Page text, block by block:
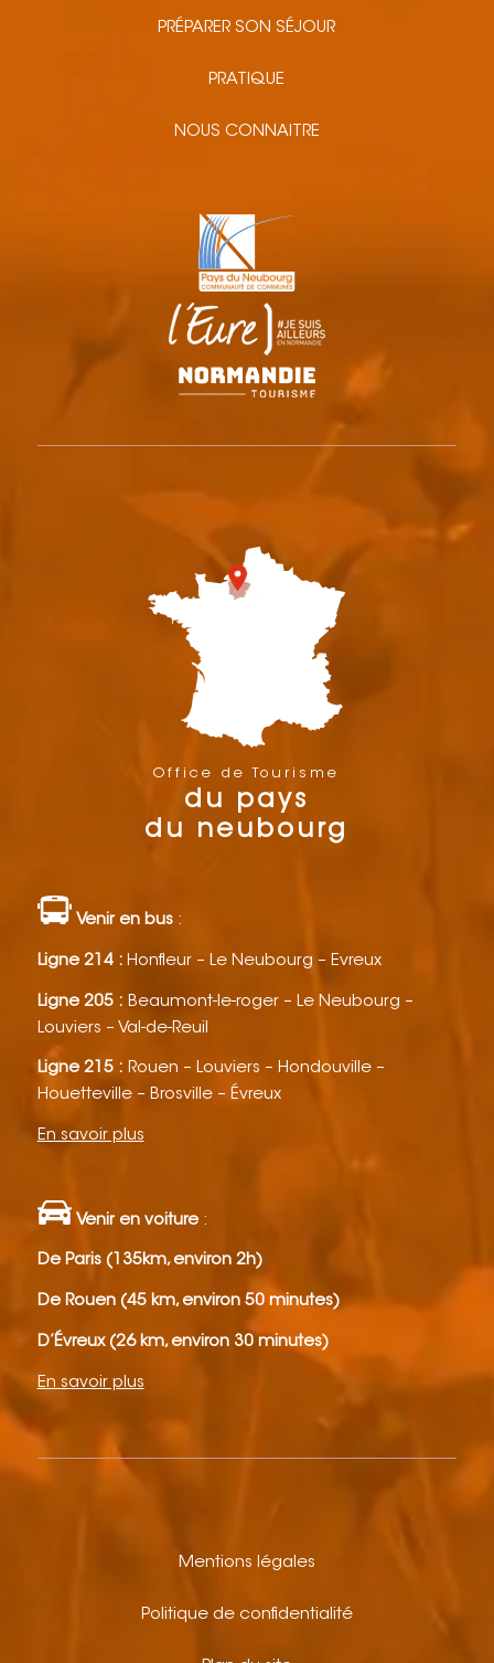
PRÉPARER SON SÉJOUR
PRATIQUE
NOUS CONNAITRE
Office de Tourisme
du pays
du neubourg
Venir en bus:
Ligne 214 : Honfleur – Le Neubourg – Evreux
Ligne 205 : Beaumont-le-roger – Le Neubourg –
Louviers – Val-de-Reuil
Ligne 215 : Rouen – Louviers – Hondouville –
Houetteville – Brosville – Évreux
En savoir plus
Venir en voiture:
De Paris (135km, environ 2h)
De Rouen (45 km, environ 50 minutes)
D’Évreux (26 km, environ 30 minutes)
En savoir plus
Mentions légales
Politique de confidentialité